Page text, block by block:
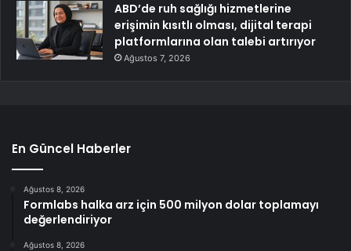
ABD’de ruh sağlığı hizmetlerine
erişimin kısıtlı olması, dijital terapi
platformlarına olan talebi artırıyor
Ağustos 7, 2026
En Güncel Haberler
Ağustos 8, 2026
Formlabs halka arz için 500 milyon dolar toplamayı
değerlendiriyor
Ağustos 8, 2026